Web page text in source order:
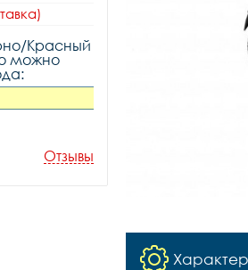
Красный
можно
Отзывы